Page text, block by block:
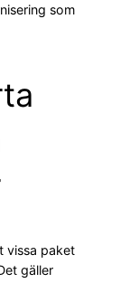
som
vissa paket
gäller